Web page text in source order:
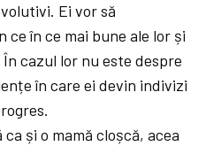
Ei vor să
în ce mai bune ale lor și
cazul lor nu este despre
în care ei devin indivizi
și o mamă cloșcă, acea